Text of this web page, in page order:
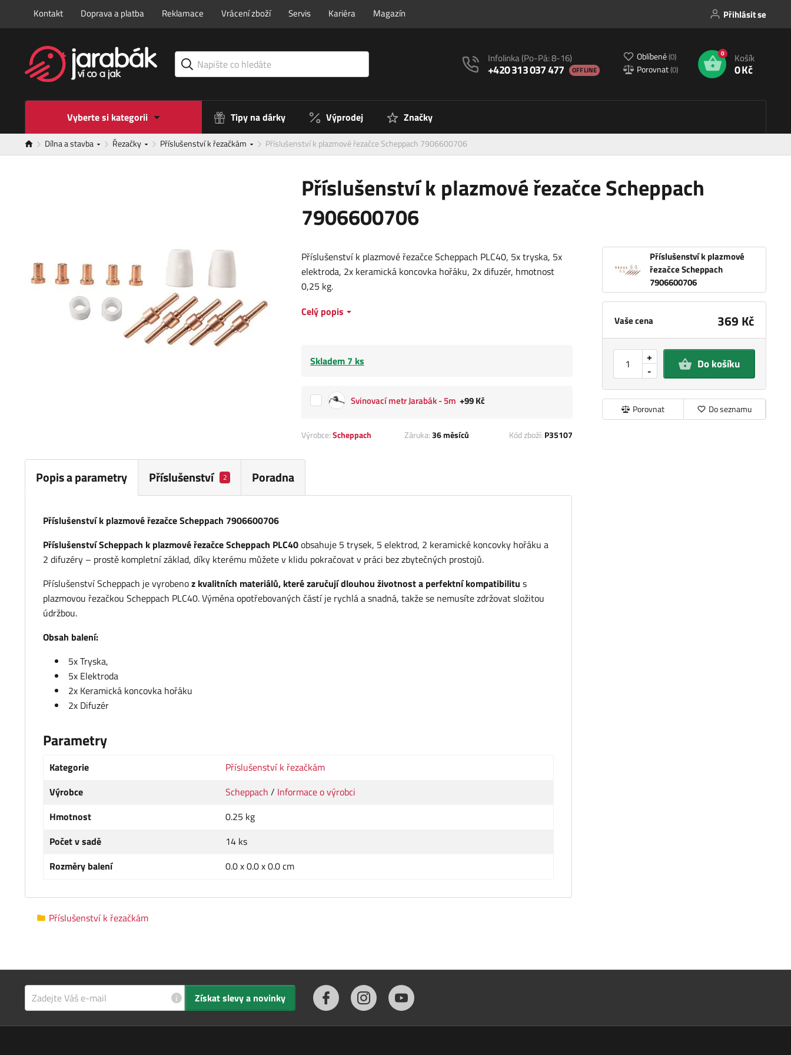
Kontakt Doprava a platba Reklamace Vrácení zboží Servis Kariéra Magazín Přihlásit se
Infolinka(Po-Pá: 8-16)
+420 313 037 477 OFFLINE
Oblíbené(0)
Porovnat(0)
0 Košík
0 Kč
Vyberte si kategorii Tipy na dárky Výprodej Značky
Dílna a stavba Řezačky Příslušenství k řezačkám Příslušenství k plazmové řezačce Scheppach 7906600706
Příslušenství k plazmové řezačce Scheppach
7906600706
Příslušenství k plazmové
řezačce Scheppach
7906600706
Vaše cena 369 Kč
-
+ Do košíku
Porovnat Do seznamu
Příslušenství k plazmové řezačce Scheppach PLC40, 5x tryska, 5x
elektroda, 2x keramická koncovka hořáku, 2x difuzér, hmotnost
0,25 kg.
Celý popis
Skladem 7 ks
Svinovací metr Jarabák - 5m +99 Kč
Výrobce:Scheppach Záruka:36 měsíců Kód zboží: P35107
Popis a parametry Příslušenství 2 Poradna
Příslušenství k plazmové řezačce Scheppach 7906600706
Příslušenství Scheppach k plazmové řezačce Scheppach PLC40obsahuje 5 trysek, 5 elektrod, 2 keramické koncovky hořáku a
2 difuzéry – prostě kompletní základ, díky kterému můžete v klidu pokračovat v práci bez zbytečných prostojů.
Příslušenství Scheppach je vyrobenoz kvalitních materiálů, které zaručují dlouhou životnost a perfektní kompatibilitu s
plazmovou řezačkou Scheppach PLC40. Výměna opotřebovaných částí je rychlá a snadná, takže se nemusíte zdržovat složitou
údržbou.
Obsah balení:
5x Tryska,
5x Elektroda
2x Keramická koncovka hořáku
2x Difuzér
Parametry
Kategorie
Příslušenství k řezačkám
Výrobce
Scheppach / Informace o výrobci
Hmotnost
0.25 kg
Počet v sadě
14 ks
Rozměry balení
0.0 x 0.0 x 0.0 cm
Příslušenství k řezačkám
i Získat slevy a novinky